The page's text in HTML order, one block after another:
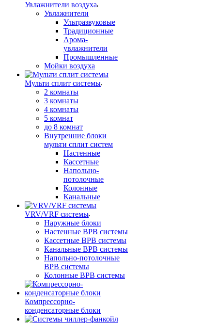
Увлажнители воздуха
Увлажнители
Ультразвуковые
Традиционные
Арома-
увлажнители
Промышленные
Мойки воздуха
Мульти сплит системы
2 комнаты
3 комнаты
4 комнаты
5 комнат
до 8 комнат
Внутренние блоки
мульти сплит систем
Настенные
Кассетные
Напольно-
потолочные
Колонные
Канальные
VRV/VRF системы
Наружные блоки
Настенные ВРВ системы
Кассетные ВРВ системы
Канальные ВРВ системы
Напольно-потолочные
ВРВ системы
Колонные ВРВ системы
Компрессорно-
конденсаторные блоки